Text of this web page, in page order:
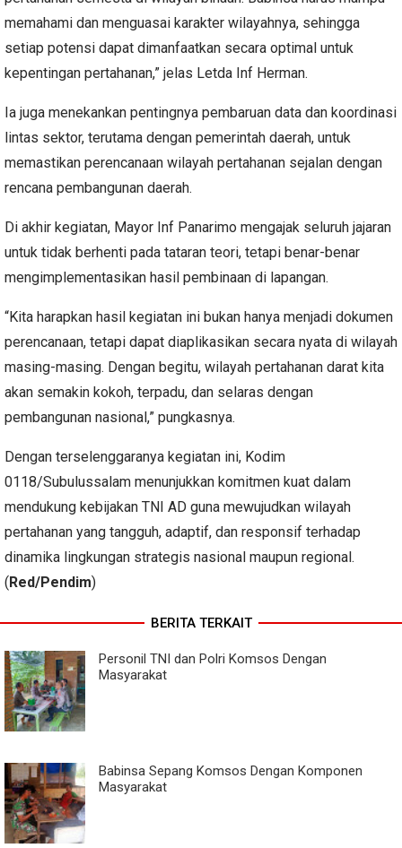
memahami dan menguasai karakter wilayahnya, sehingga
setiap potensi dapat dimanfaatkan secara optimal untuk
kepentingan pertahanan,” jelas Letda Inf Herman.
Ia juga menekankan pentingnya pembaruan data dan koordinasi
lintas sektor, terutama dengan pemerintah daerah, untuk
memastikan perencanaan wilayah pertahanan sejalan dengan
rencana pembangunan daerah.
Di akhir kegiatan, Mayor Inf Panarimo mengajak seluruh jajaran
untuk tidak berhenti pada tataran teori, tetapi benar-benar
mengimplementasikan hasil pembinaan di lapangan.
“Kita harapkan hasil kegiatan ini bukan hanya menjadi dokumen
perencanaan, tetapi dapat diaplikasikan secara nyata di wilayah
masing-masing. Dengan begitu, wilayah pertahanan darat kita
akan semakin kokoh, terpadu, dan selaras dengan
pembangunan nasional,” pungkasnya.
Dengan terselenggaranya kegiatan ini, Kodim
0118/Subulussalam menunjukkan komitmen kuat dalam
mendukung kebijakan TNI AD guna mewujudkan wilayah
pertahanan yang tangguh, adaptif, dan responsif terhadap
dinamika lingkungan strategis nasional maupun regional.
(Red/Pendim)
BERITA TERKAIT
Personil TNI dan Polri Komsos Dengan
Masyarakat
Babinsa Sepang Komsos Dengan Komponen
Masyarakat